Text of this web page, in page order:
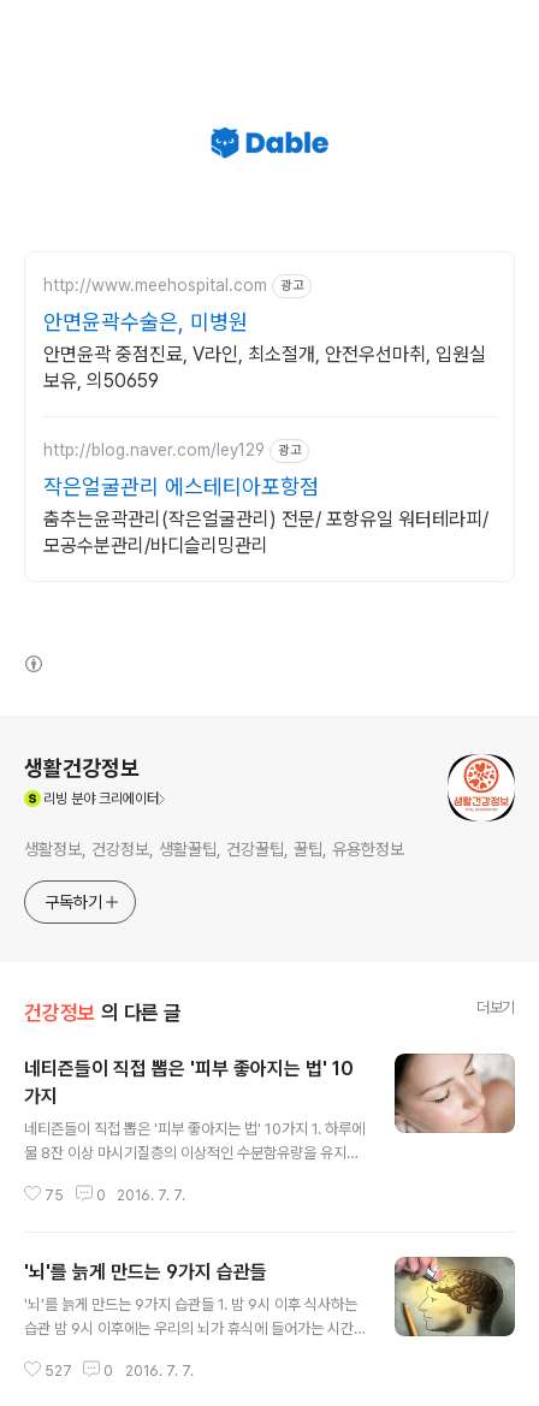
http://www.meehospital.com 광고
안면윤곽수술은, 미병원
안면윤곽 중점진료, V라인, 최소절개, 안전우선마취, 입원실
보유, 의50659
http://blog.naver.com/ley129 광고
작은얼굴관리 에스테티아포항점
춤추는윤곽관리(작은얼굴관리) 전문/ 포항유일 워터테라피/
모공수분관리/바디슬리밍관리
생활건강정보
리빙 분야 크리에이터
생활정보, 건강정보, 생활꿀팁, 건강꿀팁, 꿀팁, 유용한정보
구독하기
건강정보 의 다른 글 더보기
네티즌들이 직접 뽑은 '피부 좋아지는 법' 10
가지
네티즌들이 직접 뽑은 '피부 좋아지는 법' 10가지 1. 하루에
물 8잔 이상 마시기질층의 이상적인 수분함유량을 유지하
물은 체내의 수분 보충뿐 아니라 몸 속의 노폐물을 걸러주
배 정도 활동적입니다. 각질화된 세포들이 피부에서 떨어
져 나가기 위해 더욱 빨리 피부 표면으로 이동하며 세포는
재생과 DNA 회복 과정을 가속화시키며 밤동안에는 빛이
로 밤은 피부를 위해서는 최적의 조건입니다. 그러므로 잠
75 0 2016. 7. 7.
'뇌'를 늙게 만드는 9가지 습관들
'뇌'를 늙게 만드는 9가지 습관들 1. 밤 9시 이후 식사하는
습관 밤 9시 이후에는 우리의 뇌가 휴식에 들어가는 시간
담욕설이나 막말 등의 부정적인 말을 가장 먼저 듣는 것은
527 0 2016. 7. 7.